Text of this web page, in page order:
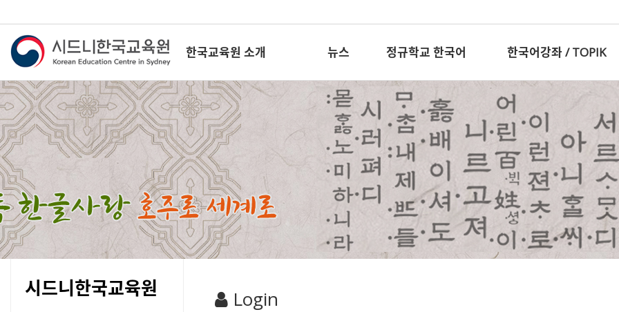
한국교육원 소개 뉴스 정규학교 한국어 한국어강좌 / TOPIK
시드니한국교육원 Login